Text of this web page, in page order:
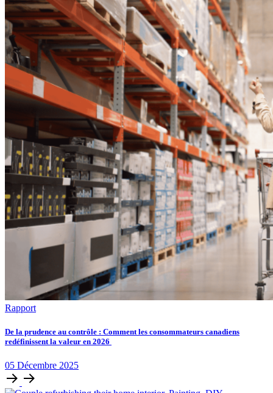
Rapport
De la prudence au contrôle : Comment les consommateurs canadiens
redéfinissent la valeur en 2026
05 Décembre 2025